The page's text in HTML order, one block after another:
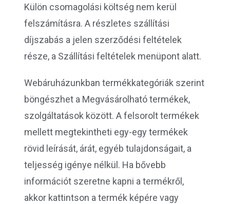
Külön csomagolási költség nem kerül
felszámításra. A részletes szállítási
díjszabás a jelen szerződési feltételek
része, a Szállítási feltételek menüpont alatt.
Webáruházunkban termékkategóriák szerint
böngészhet a Megvásárolható termékek,
szolgáltatások között. A felsorolt termékek
mellett megtekintheti egy-egy termékek
rövid leírását, árát, egyéb tulajdonságait, a
teljesség igénye nélkül. Ha bővebb
információt szeretne kapni a termékről,
akkor kattintson a termék képére vagy